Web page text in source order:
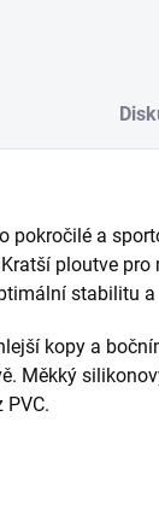
pokročilé a
ploutve
stabilitu a
kopy a
Měkký
PVC.